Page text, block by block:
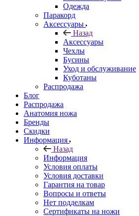
Одежда
Паракорд
Аксессуары
Назад
Аксессуары
Чехлы
Бусины
Уход и обслуживание
Куботаны
Распродажа
Блог
Распродажа
Анатомия ножа
Бренды
Скидки
Информация
Назад
Информация
Условия оплаты
Условия доставки
Гарантия на товар
Вопросы и ответы
Нет подделкам
Сертификаты на ножи